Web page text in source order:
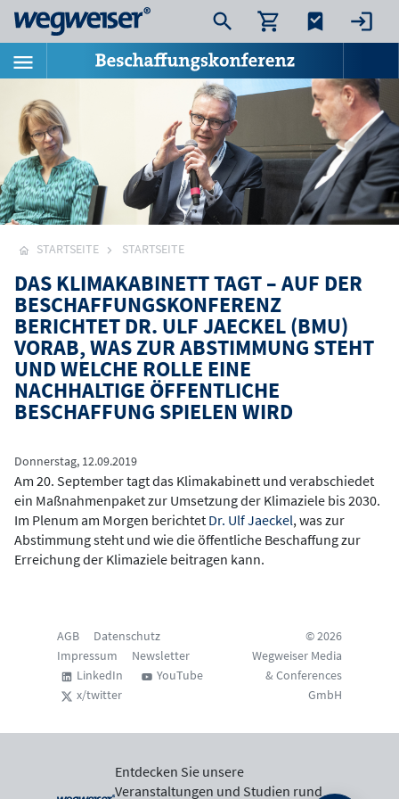
STARTSEITE STARTSEITE
DAS KLIMAKABINETT TAGT – AUF DER
BESCHAFFUNGSKONFERENZ
BERICHTET DR. ULF JAECKEL (BMU)
VORAB, WAS ZUR ABSTIMMUNG STEHT
UND WELCHE ROLLE EINE
NACHHALTIGE ÖFFENTLICHE
BESCHAFFUNG SPIELEN WIRD
Donnerstag, 12.09.2019
Am 20. September tagt das Klimakabinett und verabschiedet
ein Maßnahmenpaket zur Umsetzung der Klimaziele bis 2030.
Im Plenum am Morgen berichtet Dr. Ulf Jaeckel, was zur
Abstimmung steht und wie die öffentliche Beschaffung zur
Erreichung der Klimaziele beitragen kann.
AGB
Datenschutz
Impressum
Newsletter
LinkedIn
YouTube
x/twitter
© 2026
Wegweiser Media
& Conferences
GmbH
Entdecken Sie unsere
Veranstaltungen und Studien rund